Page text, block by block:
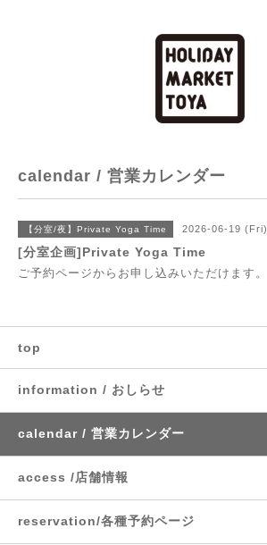
calendar / 営業カレンダー
【分室/夜】Private Yoga Time 2026-06-19 (Fri)
[分室企画]Private Yoga Time
ご予約ページからお申し込みいただけます。
top
information / おしらせ
calendar / 営業カレンダー
access /店舗情報
reservation/各種予約ページ